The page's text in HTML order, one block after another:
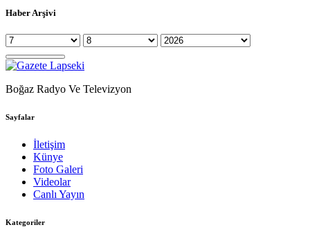
Haber Arşivi
Boğaz Radyo Ve Televizyon
Sayfalar
İletişim
Künye
Foto Galeri
Videolar
Canlı Yayın
Kategoriler